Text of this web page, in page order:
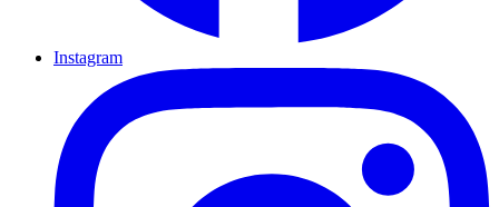
Instagram